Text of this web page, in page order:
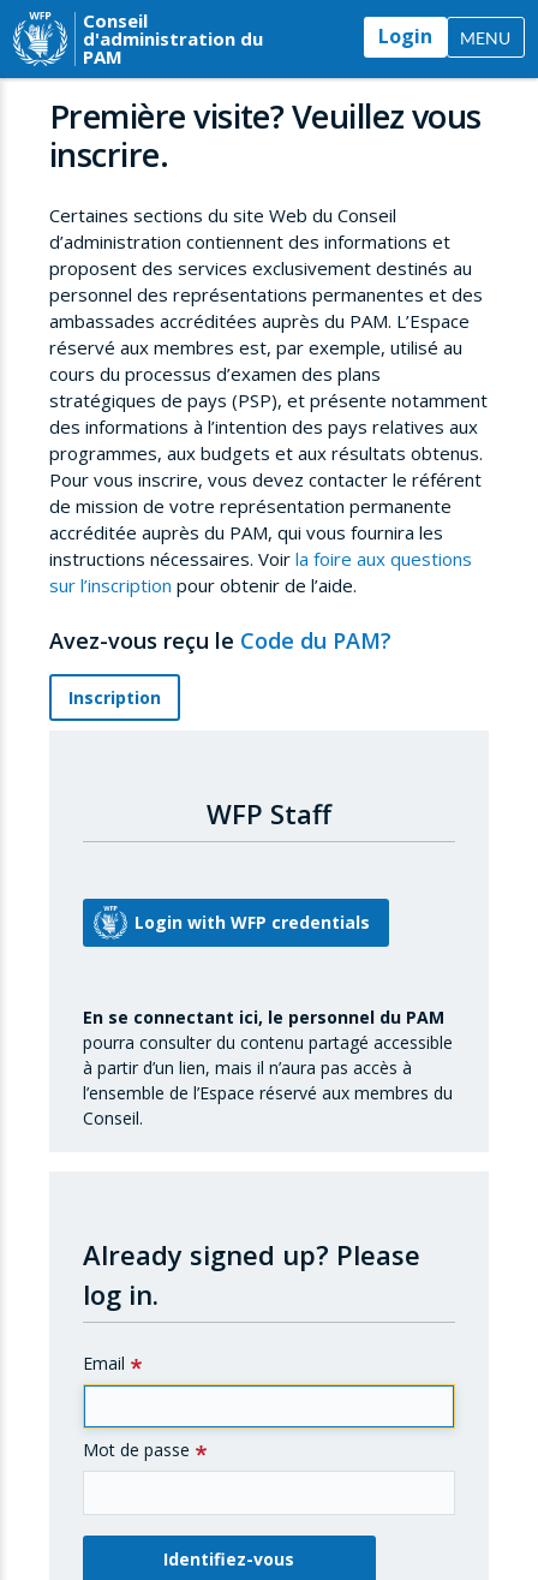
Conseil
d'administration du
PAM
Login MENU
Première visite? Veuillez vous
inscrire.
Certaines sections du site Web du Conseil
d’administration contiennent des informations et
proposent des services exclusivement destinés au
personnel des représentations permanentes et des
ambassades accréditées auprès du PAM. L’Espace
réservé aux membres est, par exemple, utilisé au
cours du processus d’examen des plans
stratégiques de pays (PSP), et présente notamment
des informations à l’intention des pays relatives aux
programmes, aux budgets et aux résultats obtenus.
Pour vous inscrire, vous devez contacter le référent
de mission de votre représentation permanente
accréditée auprès du PAM, qui vous fournira les
instructions nécessaires. Voir la foire aux questions
sur l’inscription pour obtenir de l’aide.
Avez-vous reçu le Code du PAM?
Inscription
WFP Staff
En se connectant ici, le personnel du PAM
pourra consulter du contenu partagé accessible
à partir d’un lien, mais il n’aura pas accès à
l’ensemble de l’Espace réservé aux membres du
Conseil.
Already signed up? Please
log in.
Email
Mot de passe